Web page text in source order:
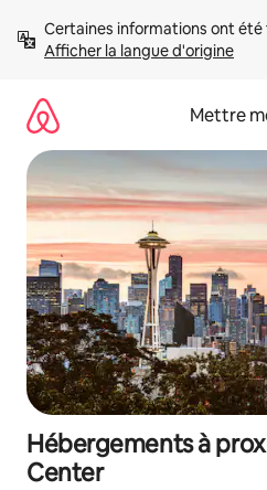
directement
Afficher la langue d'origine
Mettre
Hébergements à
Center